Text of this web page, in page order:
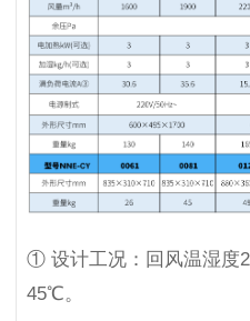
① 设计工况：回风温湿度
45℃。